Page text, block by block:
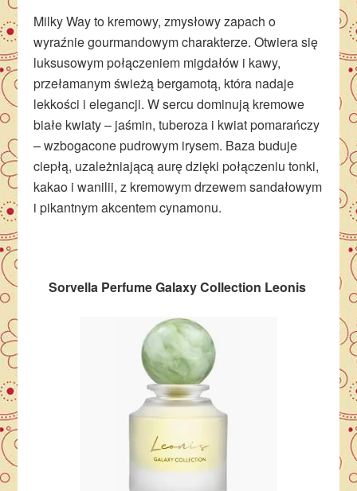
Milky Way to kremowy, zmysłowy zapach o
wyraźnie gourmandowym charakterze. Otwiera się
luksusowym połączeniem migdałów i kawy,
przełamanym świeżą bergamotą, która nadaje
lekkości i elegancji. W sercu dominują kremowe
białe kwiaty – jaśmin, tuberoza i kwiat pomarańczy
– wzbogacone pudrowym irysem. Baza buduje
ciepłą, uzależniającą aurę dzięki połączeniu tonki,
kakao i wanilii, z kremowym drzewem sandałowym
i pikantnym akcentem cynamonu.
Sorvella Perfume Galaxy Collection Leonis